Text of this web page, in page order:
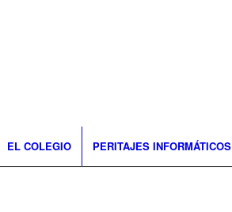
EL COLEGIO PERITAJES INFORMÁTICOS